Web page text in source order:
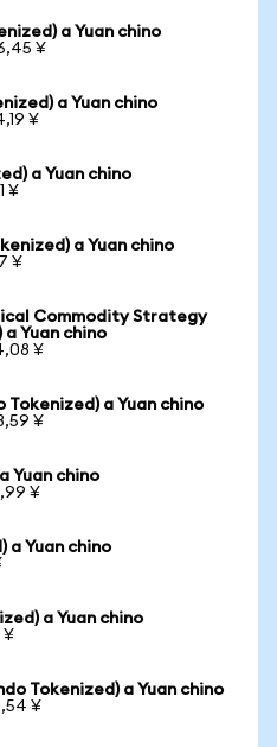
a Yuan chino
¥
a Yuan chino
¥
a Yuan chino
¥
a Yuan chino
¥
Commodity Strategy
a Yuan chino
¥
a Yuan chino
¥
Yuan chino
¥
a Yuan chino
a Yuan chino
¥
Tokenized) a Yuan chino
¥